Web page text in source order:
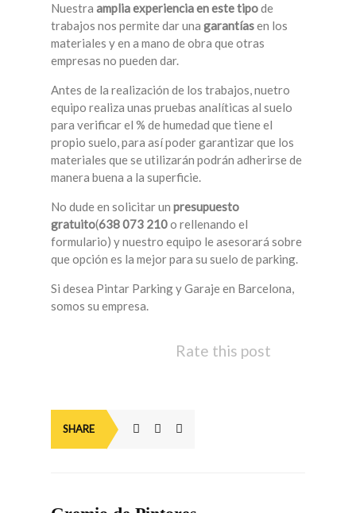
Nuestra amplia experiencia en este tipode
trabajos nos permite dar una garantíasen los
materiales y en a mano de obra que otras
empresas no pueden dar.
Antes de la realización de los trabajos, nuetro
equipo realiza unas pruebas analíticas al suelo
para verificar el % de humedad que tiene el
propio suelo, para así poder garantizar que los
materiales que se utilizarán podrán adherirse de
manera buena a la superficie.
No dude en solicitar un presupuesto
gratuito(638 073 210o rellenando el
formulario) y nuestro equipo le asesorará sobre
que opción es la mejor para su suelo de parking.
Si desea Pintar Parking y Garaje en Barcelona,
somos su empresa.
Rate this post
SHARE